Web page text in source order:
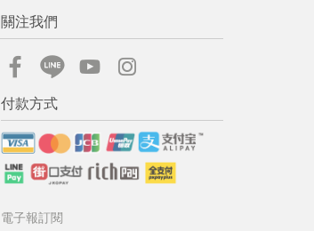
關注我們
付款方式
電子報訂閱